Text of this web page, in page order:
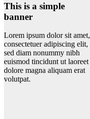
This is a simple
banner
Lorem ipsum dolor sit amet,
consectetuer adipiscing elit,
sed diam nonummy nibh
euismod tincidunt ut laoreet
dolore magna aliquam erat
volutpat.